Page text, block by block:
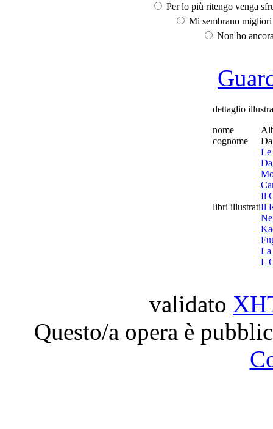
Per lo più ritengo venga
Mi sembrano
Non ho
dettaglio
nome
cognome
libri illustrati
Le
Il
Il
La
validato
Questo/a opera è